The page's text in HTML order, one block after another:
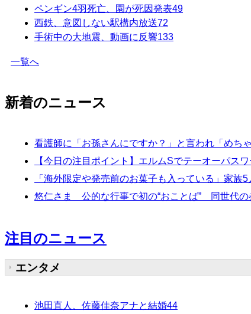
ペンギン4羽死亡、園が死因発表49
西鉄、意図しない駅構内放送72
手術中の大地震、動画に反響133
一覧へ
新着のニュース
看護師に「お孫さんにですか？」と言われ「め
【今日の注目ポイント】エルムSでテーオーパス
「海外限定や発売前のお菓子も入っている」家族
悠仁さま 公的な行事で初の“おことば” 同世代
注目のニュース
エンタメ
池田直人、佐藤佳奈アナと結婚44